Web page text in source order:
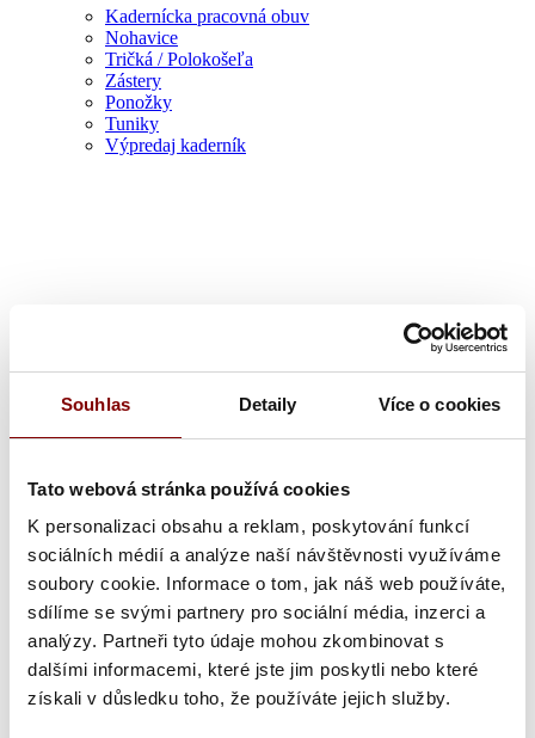
Souhlas Detaily Více o cookies
Tato webová stránka používá cookies
K personalizaci obsahu a reklam, poskytování funkcí
sociálních médií a analýze naší návštěvnosti využíváme
soubory cookie. Informace o tom, jak náš web používáte,
sdílíme se svými partnery pro sociální média, inzerci a
analýzy. Partneři tyto údaje mohou zkombinovat s
dalšími informacemi, které jste jim poskytli nebo které
získali v důsledku toho, že používáte jejich služby.
Kadernícka pracovná obuv
Nohavice
Tričká / Polokošeľa
Zástery
Ponožky
Tuniky
Výpredaj kaderník